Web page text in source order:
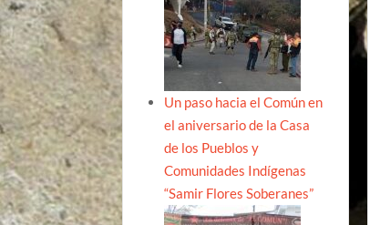
Un paso hacia el Común en
el aniversario de la Casa
de los Pueblos y
Comunidades Indígenas
“Samir Flores Soberanes”